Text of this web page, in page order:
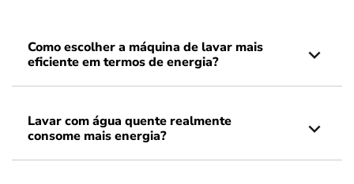
Como escolher a máquina de lavar mais
eficiente em termos de energia?
Lavar com água quente realmente
consome mais energia?